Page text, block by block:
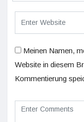
Meinen Namen,
Website in diesem
Kommentierung